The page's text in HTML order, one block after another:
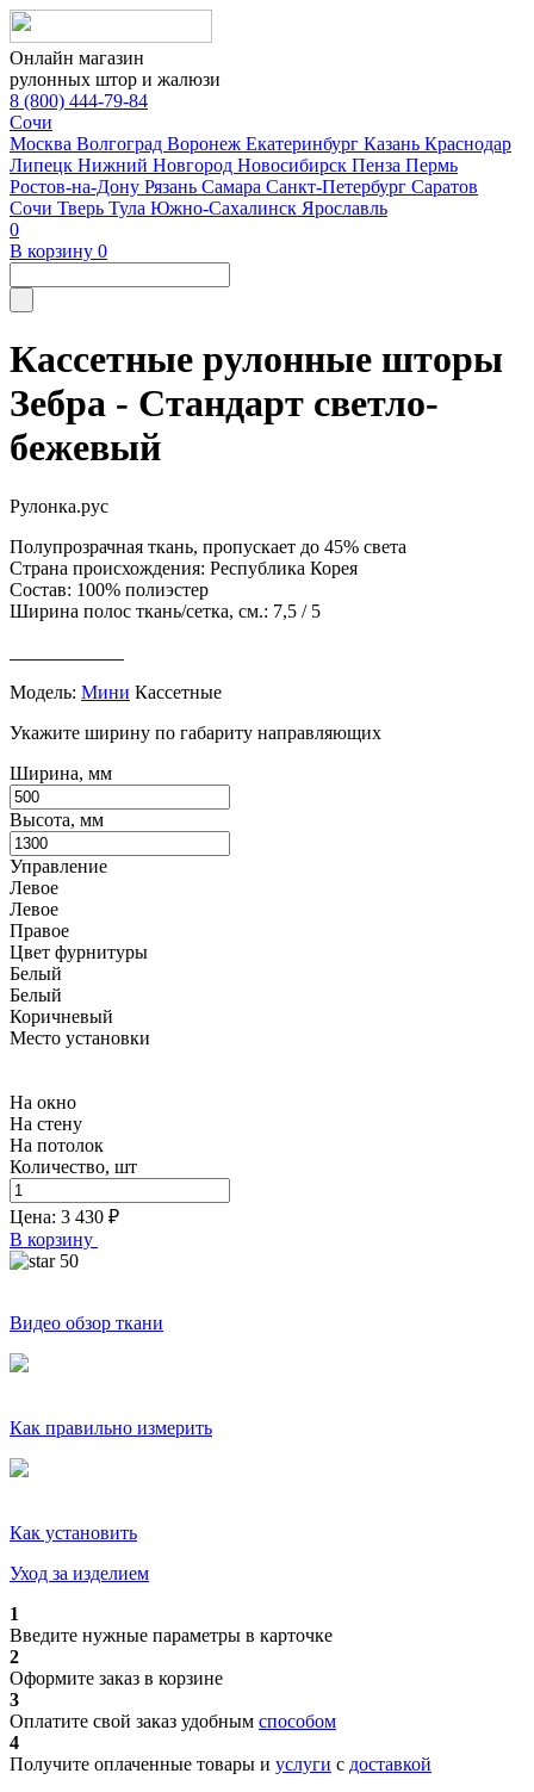
Онлайн магазин
рулонных штор и жалюзи
8 (800) 444-79-84
Сочи
Москва Волгоград Воронеж Екатеринбург Казань Краснодар
Липецк Нижний Новгород Новосибирск Пенза Пермь
Ростов-на-Дону Рязань Самара Санкт-Петербург Саратов
Сочи Тверь Тула Южно-Сахалинск Ярославль
0
В корзину 0
Кассетные рулонные шторы
Зебра - Стандарт светло-
бежевый
Рулонка.рус
Полупрозрачная ткань, пропускает до 45% света
Страна происхождения: Республика Корея
Состав: 100% полиэстер
Ширина полос ткань/сетка, см.: 7,5 / 5
Модель: Мини Кассетные
Укажите ширину по габариту направляющих
Ширина, мм
Высота, мм
Управление
Левое
Левое
Правое
Цвет фурнитуры
Белый
Белый
Коричневый
Место установки
На окно
На стену
На потолок
Количество, шт
Цена: 3 430 ₽
В корзину
50
Видео обзор ткани
Как правильно измерить
Как установить
Уход за изделием
1
Введите нужные параметры в карточке
2
Оформите заказ в корзине
3
Оплатите свой заказ удобным способом
4
Получите оплаченные товары и услуги с доставкой